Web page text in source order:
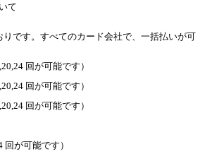
て
です。すべてのカード会社で、一括払いが可
回が可能です）
回が可能です）
回が可能です）
回が可能です）